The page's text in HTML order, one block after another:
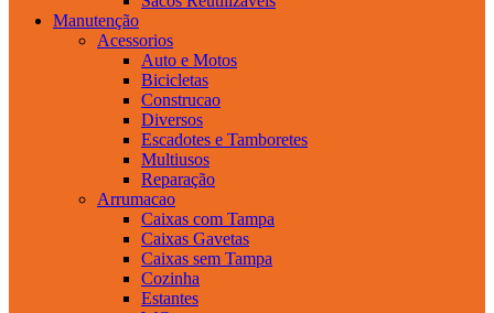
Manutenção
Acessorios
Auto e Motos
Bicicletas
Construcao
Diversos
Escadotes e Tamboretes
Multiusos
Reparação
Arrumacao
Caixas com Tampa
Caixas Gavetas
Caixas sem Tampa
Cozinha
Estantes